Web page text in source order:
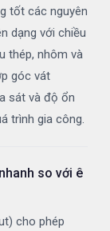
tốt các nguyên
dạng với chiều
thép, nhôm và
góc vát
sát và độ ổn
trình gia công.
so với ê
cho phép